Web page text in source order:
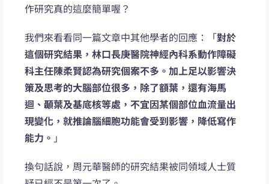
作研究真的這麼簡單喔？
我們來看看同一篇文章中其他學者的回應：「對於
這個研究結果，林口長庚醫院神經內科系動作障礙
科主任陳柔賢認為研究個案不多。加上足以影響決
策及思考的大腦部位很多，除了額葉，還有海馬
迴、顳葉及基底核等處，不宜因某個部位血流量出
現變化，就推論腦細胞功能會受到影響，降低寫作
能力。 」
換句話說，周元華醫師的研究結果被同領域人士質